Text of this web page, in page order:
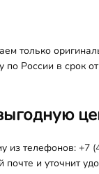
только
России в срок
из телефонов: +7
и уточнит